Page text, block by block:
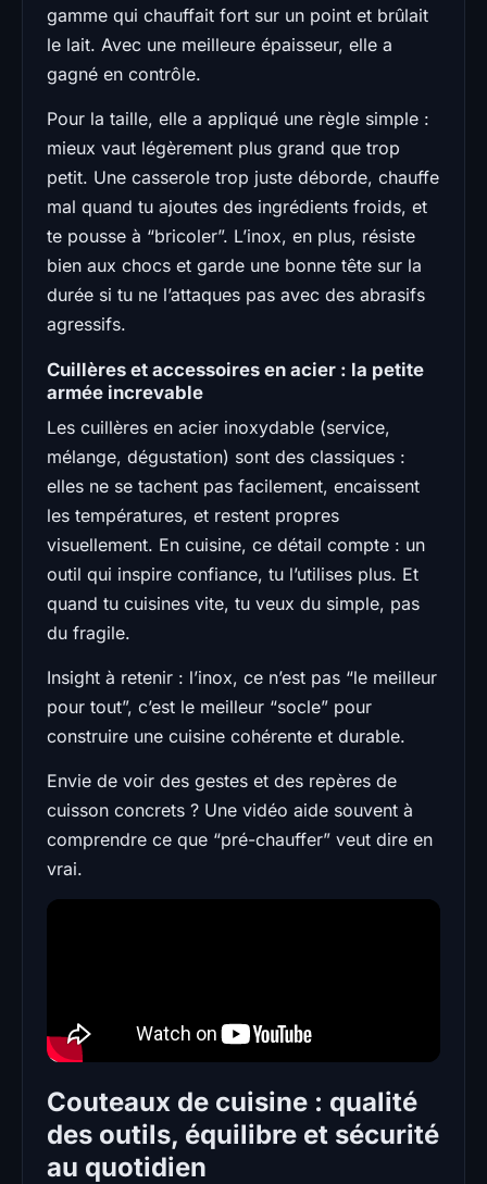
gamme qui chauffait fort sur un point et brûlait
le lait. Avec une meilleure épaisseur, elle a
gagné en contrôle.
Pour la taille, elle a appliqué une règle simple :
mieux vaut légèrement plus grand que trop
petit. Une casserole trop juste déborde, chauffe
mal quand tu ajoutes des ingrédients froids, et
te pousse à “bricoler”. L’inox, en plus, résiste
bien aux chocs et garde une bonne tête sur la
durée si tu ne l’attaques pas avec des abrasifs
agressifs.
Cuillères et accessoires en acier : la petite
armée increvable
Les cuillères en acier inoxydable (service,
mélange, dégustation) sont des classiques :
elles ne se tachent pas facilement, encaissent
les températures, et restent propres
visuellement. En cuisine, ce détail compte : un
outil qui inspire confiance, tu l’utilises plus. Et
quand tu cuisines vite, tu veux du simple, pas
du fragile.
Insight à retenir : l’inox, ce n’est pas “le meilleur
pour tout”, c’est le meilleur “socle” pour
construire une cuisine cohérente et durable.
Envie de voir des gestes et des repères de
cuisson concrets ? Une vidéo aide souvent à
comprendre ce que “pré-chauffer” veut dire en
vrai.
Couteaux de cuisine : qualité
des outils, équilibre et sécurité
au quotidien